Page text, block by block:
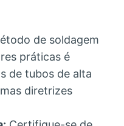
de soldagem
práticas é
de tubos de alta
diretrizes